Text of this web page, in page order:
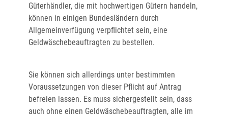
Güterhändler, die mit hochwertigen Gütern handeln,
können in einigen Bundesländern durch
Allgemeinverfügung verpflichtet sein, eine
Geldwäschebeauftragten zu bestellen.
Sie können sich allerdings unter bestimmten
Voraussetzungen von dieser Pflicht auf Antrag
befreien lassen. Es muss sichergestellt sein, dass
auch ohne einen Geldwäschebeauftragten, alle im